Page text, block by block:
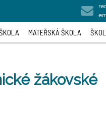
MATEŘSKÁ ŠKOLA
žákovské